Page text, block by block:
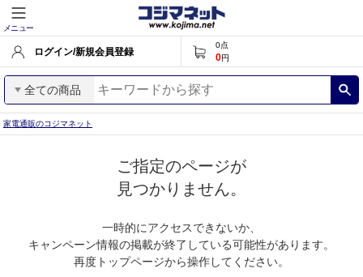
メニュー
ログイン/新規会員登録
0点
0円
全ての商品
家電通販のコジマネット
ご指定のページが
見つかりません。
一時的にアクセスできないか、
キャンペーン情報の掲載が終了している可能性があります。
再度トップページから操作してください。